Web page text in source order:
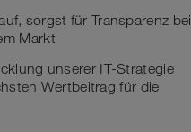
sorgst für Transparenz bei
Markt
unserer IT-Strategie
Wertbeitrag für die